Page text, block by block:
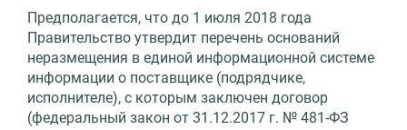
Предполагается, что до 1 июля 2018 года
Правительство утвердит перечень оснований
неразмещения в единой информационной системе
информации о поставщике (подрядчике,
исполнителе), с которым заключен договор
(федеральный закон от 31.12.2017 г. № 481-ФЗ